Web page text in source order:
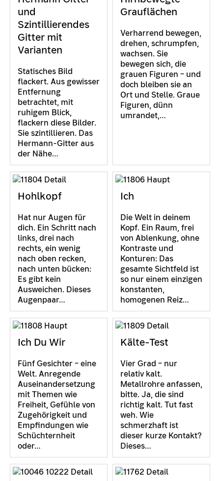
und
Szintillierendes
Gitter mit
Varianten
Statisches Bild
flackert. Aus gewisser
Entfernung
betrachtet, mit
ruhigem Blick,
flackern diese Bilder.
Sie szintillieren. Das
Hermann-Gitter aus
der Nähe…
Grauflächen
Verharrend bewegen,
drehen, schrumpfen,
wachsen. Sie
bewegen sich, die
grauen Figuren – und
doch bleiben sie an
Ort und Stelle. Graue
Figuren, dünn
umrandet,…
Hohlkopf
Hat nur Augen für
dich. Ein Schritt nach
links, drei nach
rechts, ein wenig
nach oben recken,
nach unten bücken:
Es gibt kein
Ausweichen. Dieses
Augenpaar…
Ich
Die Welt in deinem
Kopf. Ein Raum, frei
von Ablenkung, ohne
Kontraste und
Konturen: Das
gesamte Sichtfeld ist
so nur einem einzigen
konstanten,
homogenen Reiz…
Ich Du Wir
Fünf Gesichter – eine
Welt. Anregende
Auseinandersetzung
mit Themen wie
Freiheit, Gefühle von
Zugehörigkeit und
Empfindungen wie
Schüchternheit
oder…
Kälte-Test
Vier Grad – nur
relativ kalt.
Metallrohre anfassen,
bitte. Ja, die sind
richtig kalt. Tut fast
weh. Wie
schmerzhaft ist
dieser kurze Kontakt?
Dieses…